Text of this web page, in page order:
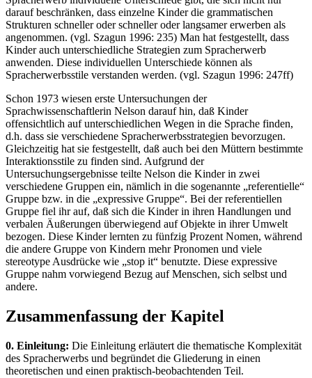
darauf beschränken, dass einzelne Kinder die grammatischen
Strukturen schneller oder schneller oder langsamer erwerben als
angenommen. (vgl. Szagun 1996: 235) Man hat festgestellt, dass
Kinder auch unterschiedliche Strategien zum Spracherwerb
anwenden. Diese individuellen Unterschiede können als
Spracherwerbsstile verstanden werden. (vgl. Szagun 1996: 247ff)
Schon 1973 wiesen erste Untersuchungen der
Sprachwissenschaftlerin Nelson darauf hin, daß Kinder
offensichtlich auf unterschiedlichen Wegen in die Sprache finden,
d.h. dass sie verschiedene Spracherwerbsstrategien bevorzugen.
Gleichzeitig hat sie festgestellt, daß auch bei den Müttern bestimmte
Interaktionsstile zu finden sind. Aufgrund der
Untersuchungsergebnisse teilte Nelson die Kinder in zwei
verschiedene Gruppen ein, nämlich in die sogenannte „referentielle“
Gruppe bzw. in die „expressive Gruppe“. Bei der referentiellen
Gruppe fiel ihr auf, daß sich die Kinder in ihren Handlungen und
verbalen Äußerungen überwiegend auf Objekte in ihrer Umwelt
bezogen. Diese Kinder lernten zu fünfzig Prozent Nomen, während
die andere Gruppe von Kindern mehr Pronomen und viele
stereotype Ausdrücke wie „stop it“ benutzte. Diese expressive
Gruppe nahm vorwiegend Bezug auf Menschen, sich selbst und
andere.
Zusammenfassung der Kapitel
0. Einleitung: Die Einleitung erläutert die thematische Komplexität
des Spracherwerbs und begründet die Gliederung in einen
theoretischen und einen praktisch-beobachtenden Teil.